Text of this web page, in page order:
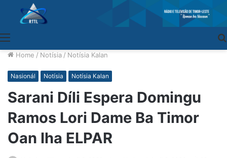
Home / Notísia / Notísia Kalan
Nasionál Notísia Notísia Kalan
Sarani Díli Espera Domingu
Ramos Lori Dame Ba Timor
Oan Iha ELPAR